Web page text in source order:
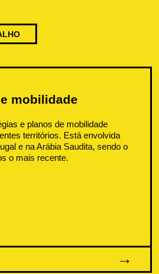
mobilidade
e planos de mobilidade
territórios. Está envolvida
e na Arábia Saudita, sendo o
o mais recente.